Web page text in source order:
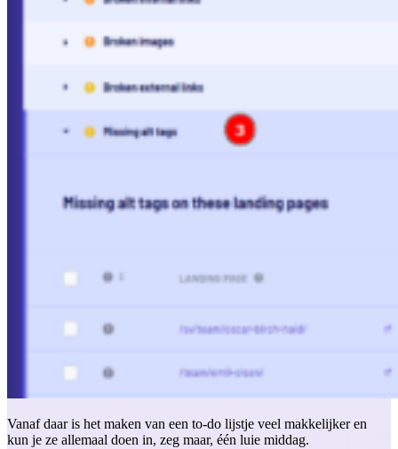
Vanaf daar is het maken van een to-do lijstje veel makkelijker en
kun je ze allemaal doen in, zeg maar, één luie middag.